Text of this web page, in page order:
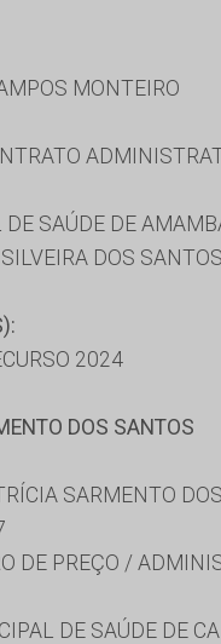
MONTEIRO
SAÚDE DE
DOS
2024
DOS SANTOS
SARMENTO
DE PREÇO /
DE SAÚDE DE